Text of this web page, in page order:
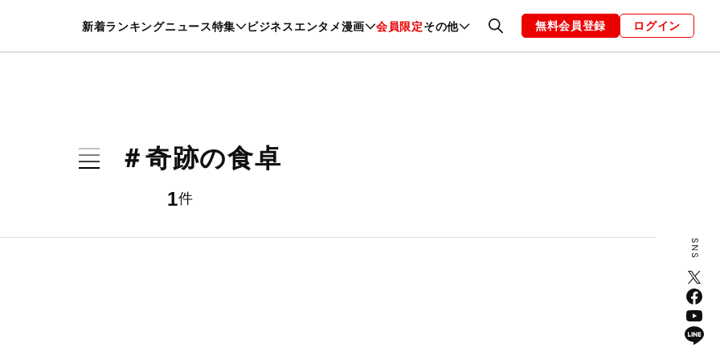
新着ランキングニュース特集 ビジネスエンタメ漫画 会員限定その他
暮らし スポーツ ヘルスケア 美容 グルメ ファッション 恋愛・結婚 編集部 お知らせ
無料会員登録 ログイン
＃奇跡の食卓
1件